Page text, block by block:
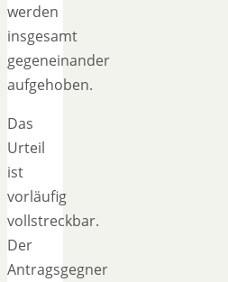
werden
insgesamt
gegeneinander
aufgehoben.
Das
Urteil
ist
vorläufig
vollstreckbar.
Der
Antragsgegner